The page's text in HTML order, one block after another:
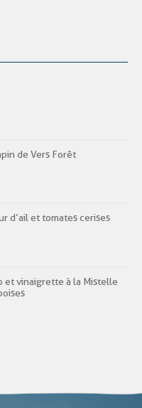
de Vers Forêt
d’ail et tomates cerises
et vinaigrette à la Mistelle